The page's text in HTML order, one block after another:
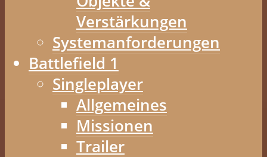
Verstärkungen
Systemanforderungen
Battlefield 1
Singleplayer
Allgemeines
Missionen
Trailer